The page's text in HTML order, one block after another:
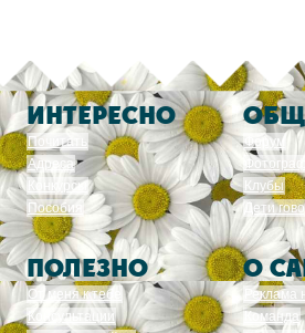
ИНТЕРЕСНО
Почитать
Адреса
Конкурсы
Пособия
Форум
Клубы
Дети
ПОЛЕЗНО
От меня к тебе
Консультации
О
Реклама
Команда